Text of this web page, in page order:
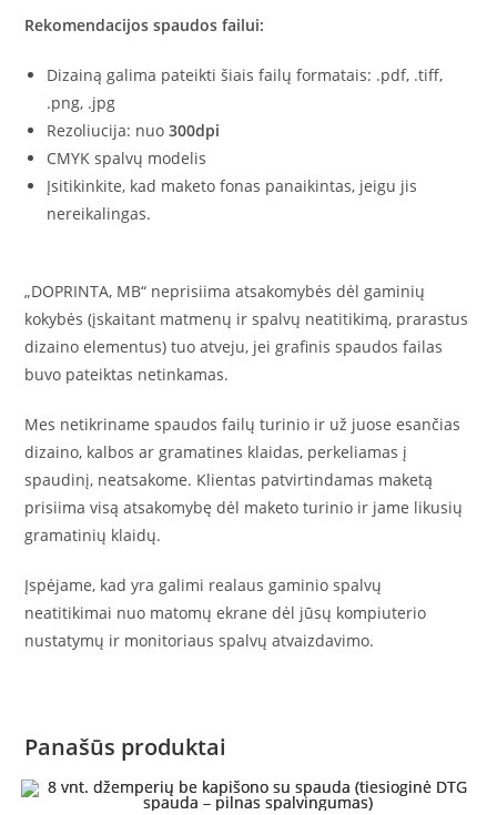
Rekomendacijos spaudos failui:
Dizainą galima pateikti šiais failų formatais: .pdf, .tiff,
.png, .jpg
Rezoliucija: nuo300dpi
CMYK spalvų modelis
Įsitikinkite, kad maketo fonas panaikintas, jeigu jis
nereikalingas.
„DOPRINTA, MB“ neprisiima atsakomybės dėl gaminių
kokybės (įskaitant matmenų ir spalvų neatitikimą, prarastus
dizaino elementus) tuo atveju, jei grafinis spaudos failas
buvo pateiktas netinkamas.
Mes netikriname spaudos failų turinio ir už juose esančias
dizaino, kalbos ar gramatines klaidas, perkeliamas į
spaudinį, neatsakome. Klientas patvirtindamas maketą
prisiima visą atsakomybę dėl maketo turinio ir jame likusių
gramatinių klaidų.
Įspėjame, kad yra galimi realaus gaminio spalvų
neatitikimai nuo matomų ekrane dėl jūsų kompiuterio
nustatymų ir monitoriaus spalvų atvaizdavimo.
Panašūs produktai